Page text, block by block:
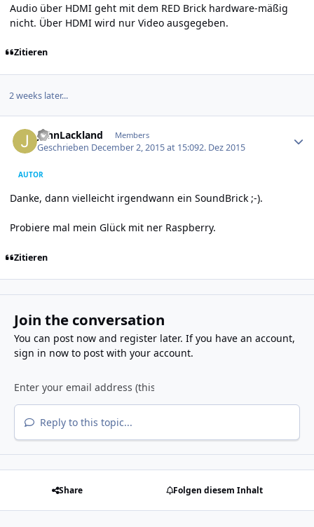
Audio über HDMI geht mit dem RED Brick hardware-mäßig
nicht. Über HDMI wird nur Video ausgegeben.
Zitieren
2 weeks later...
JohnLackland Members
Geschrieben December 2, 2015 at 15:092. Dez 2015
AUTOR
Danke, dann vielleicht irgendwann ein SoundBrick ;-).
Probiere mal mein Glück mit ner Raspberry.
Zitieren
Join the conversation
You can post now and register later. If you have an account,
sign in nowto post with your account.
Reply to this topic...
Share Folgen diesem Inhalt